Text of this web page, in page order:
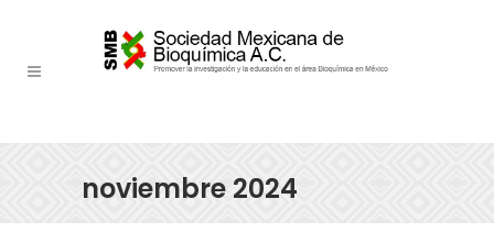
noviembre 2024